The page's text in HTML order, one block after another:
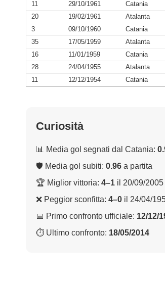
11
29/10/1961 Catania
20
19/02/1961 Atalanta
3
09/10/1960 Catania
35
17/05/1959 Atalanta
16
11/01/1959 Catania
28
24/04/1955 Atalanta
11
12/12/1954 Catania
Curiosità
📊 Media gol segnati dal Catania:
🛡 Media gol subiti: 0.96 a partita
🏆 Miglior vittoria: 4–1 il 20/09/2005
❌ Peggior sconfitta: 4–0 il 24/04/
📅 Primo confronto ufficiale: 12/12/
⏱ Ultimo confronto: 18/05/2014